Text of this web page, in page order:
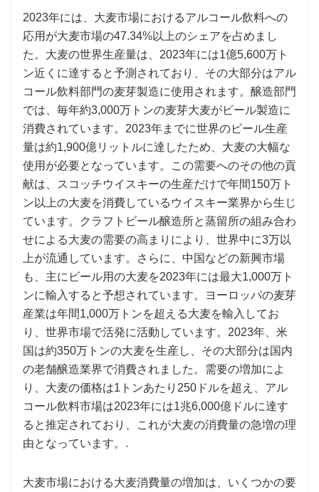
2023年には、大麦市場におけるアルコール飲料への
応用が大麦市場の47.34%以上のシェアを占めまし
た。大麦の世界生産量は、2023年には1億5,600万ト
ン近くに達すると予測されており、その大部分はアル
コール飲料部門の麦芽製造に使用されます。醸造部門
では、毎年約3,000万トンの麦芽大麦がビール製造に
消費されています。2023年までに世界のビール生産
量は約1,900億リットルに達したため、大麦の大幅な
使用が必要となっています。この需要へのその他の貢
献は、スコッチウイスキーの生産だけで年間150万ト
ン以上の大麦を消費しているウイスキー業界から生じ
ています。クラフトビール醸造所と蒸留所の組み合わ
せによる大麦の需要の高まりにより、世界中に3万以
上が流通しています。さらに、中国などの新興市場
も、主にビール用の大麦を2023年には最大1,000万ト
ンに輸入すると予想されています。ヨーロッパの麦芽
産業は年間1,000万トンを超える大麦を輸入してお
り、世界市場で活発に活動しています。2023年、米
国は約350万トンの大麦を生産し、その大部分は国内
の老舗醸造業界で消費されました。需要の増加によ
り、大麦の価格は1トンあたり250ドルを超え、アル
コール飲料市場は2023年には1兆6,000億ドルに達す
ると推定されており、これが大麦の消費量の急増の理
由となっています。.
大麦市場における大麦消費量の増加は、いくつかの要